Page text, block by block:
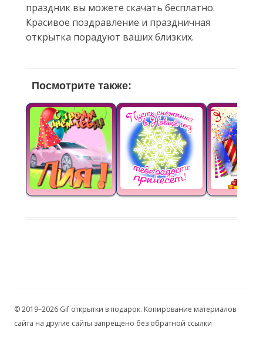
праздник вы можете скачать бесплатно.
Красивое поздравление и праздничная
открытка порадуют ваших близких.
Посмотрите также:
© 2019–2026 Gif открытки в подарок. Копирование материалов
сайта на другие сайты запрещено без обратной ссылки